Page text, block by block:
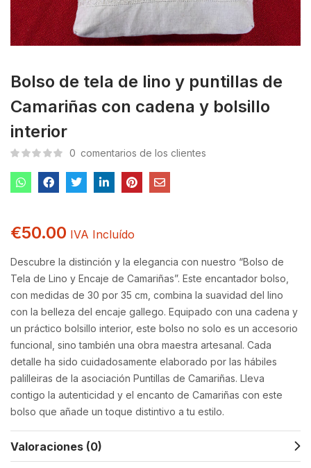
Bolso de tela de lino y puntillas de
Camariñas con cadena y bolsillo
interior
0 comentarios de los clientes
€50.00 IVA Incluído
Descubre la distinción y la elegancia con nuestro “Bolso de
Tela de Lino y Encaje de Camariñas”. Este encantador bolso,
con medidas de 30 por 35 cm, combina la suavidad del lino
con la belleza del encaje gallego. Equipado con una cadena y
un práctico bolsillo interior, este bolso no solo es un accesorio
funcional, sino también una obra maestra artesanal. Cada
detalle ha sido cuidadosamente elaborado por las hábiles
palilleiras de la asociación Puntillas de Camariñas. Lleva
contigo la autenticidad y el encanto de Camariñas con este
bolso que añade un toque distintivo a tu estilo.
Valoraciones (0)